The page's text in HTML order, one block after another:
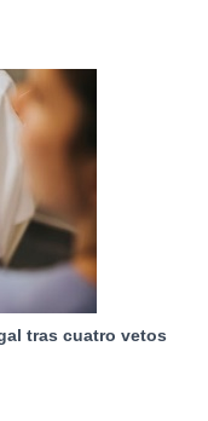
tras cuatro vetos